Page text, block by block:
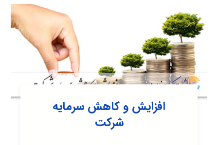
افزایش و کاهش سرمایه
شرکت